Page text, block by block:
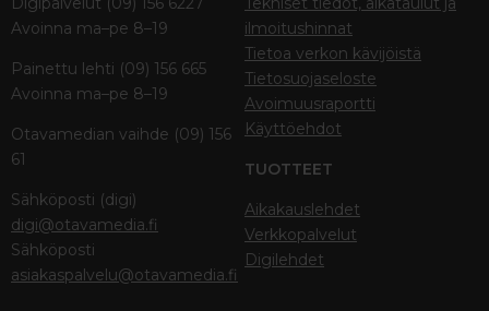
Avoinna ma–pe 8–19
Painettu lehti (09) 156 665
Avoinna ma–pe 8–19
Otavamedian vaihde (09) 156
61
Sähköposti (digi)
digi@otavamedia.fi
Sähköposti
asiakaspalvelu@otavamedia.fi
ilmoitushinnat
Tietoa verkon kävijöistä
Tietosuojaseloste
Avoimuusraportti
Käyttöehdot
TUOTTEET
Aikakauslehdet
Verkkopalvelut
Digilehdet